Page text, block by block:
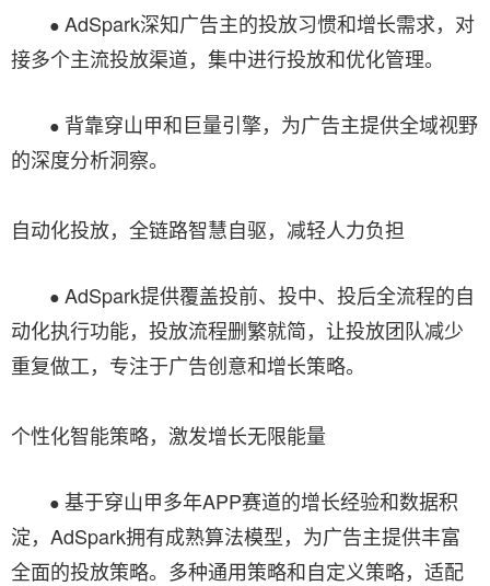
● AdSpark深知广告主的投放习惯和增长需求，对
接多个主流投放渠道，集中进行投放和优化管理。
● 背靠穿山甲和巨量引擎，为广告主提供全域视野
的深度分析洞察。
自动化投放，全链路智慧自驱，减轻人力负担
● AdSpark提供覆盖投前、投中、投后全流程的自
动化执行功能，投放流程删繁就简，让投放团队减少
重复做工，专注于广告创意和增长策略。
个性化智能策略，激发增长无限能量
● 基于穿山甲多年APP赛道的增长经验和数据积
淀，AdSpark拥有成熟算法模型，为广告主提供丰富
全面的投放策略。多种通用策略和自定义策略，适配